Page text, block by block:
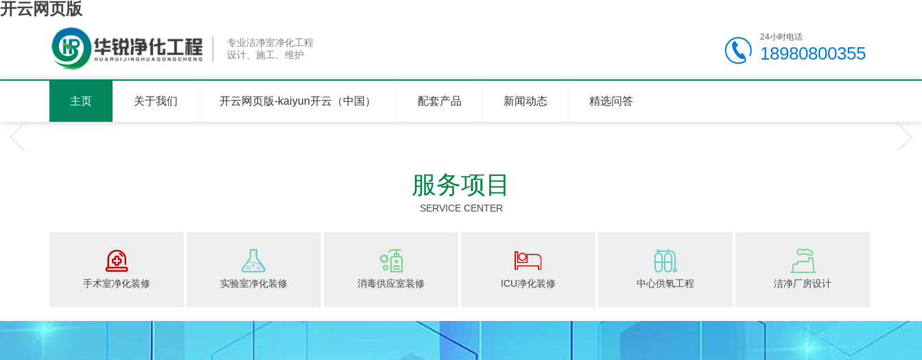
开云网页版
专业洁净室净化工程
设计、施工、维护
24小时电话
18980800355
主页 关于我们 开云网页版-kaiyun开云（中国） 配套产品 新闻动态 精选问答
服务项目
SERVICE CENTER
手术室净化装修 实验室净化装修
标准 / 检测
13年经验值得信赖
消毒供应室装修 ICU净化装修 中心供氧工程 洁净厂房设计
安全 / 快速
13年经验值得信赖